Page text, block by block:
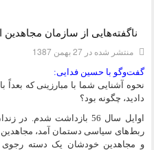
ناگفته‌هایی از سازمان
منتشر شده در 27 بهمن 1387
گفت‌وگو با حسین فدایی:
نحوه آشنایی شما با مبارزینی که
دادید، چگونه بود؟
اوایل سال 56 بازداشت شدم.
ربط‌‏های سیاسی دستمان آمد، مجاهدین
و مجاهدین خودشان یک دسته رجوی